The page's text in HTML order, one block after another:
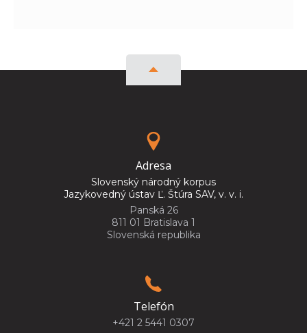
Adresa
Slovenský národný korpus
Jazykovedný ústav Ľ. Štúra SAV, v. v. i.
Panská 26
811 01 Bratislava 1
Slovenská republika
Telefón
+421 2 5441 0307